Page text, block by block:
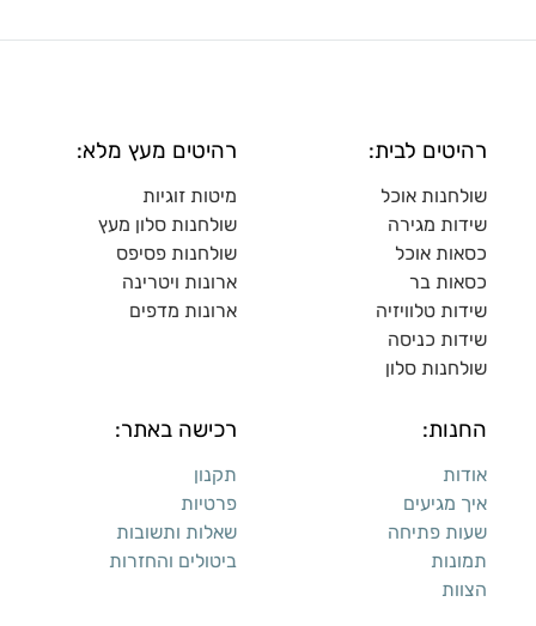
רהיטים לבית:
שולחנות אוכל
שידות מגירה
כסאות אוכל
כסאות בר
שידות טלוויזיה
שידות כניסה
שולחנות סלון
רהיטים מעץ מלא:
מיטות זוגיות
שולחנות סלון מעץ
שולחנות פסיפס
ארונות ויטרינה
ארונות מדפים
החנות:
אודות
איך מגיעים
שעות פתיחה
תמונות
הצוות
רכישה באתר:
תקנון
פרטיות
שאלות ותשובות
ביטולים והחזרות